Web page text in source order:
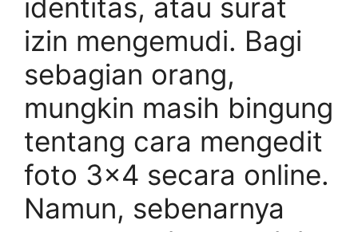
identitas, atau surat
izin mengemudi. Bagi
sebagian orang,
mungkin masih bingung
tentang cara mengedit
foto 3×4 secara online.
Namun, sebenarnya